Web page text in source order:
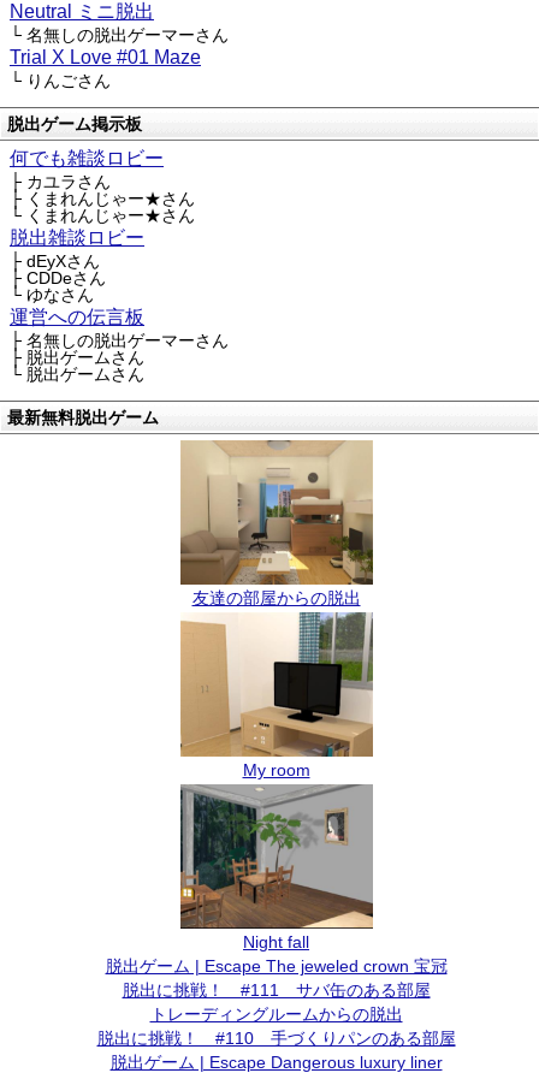
Neutral ミニ脱出
└ 名無しの脱出ゲーマーさん
Trial X Love #01 Maze
└ りんごさん
脱出ゲーム掲示板
何でも雑談ロビー
├ カユラさん
├ くまれんじゃー★さん
└ くまれんじゃー★さん
脱出雑談ロビー
├ dEyXさん
├ CDDeさん
└ ゆなさん
運営への伝言板
├ 名無しの脱出ゲーマーさん
├ 脱出ゲームさん
└ 脱出ゲームさん
最新無料脱出ゲーム
友達の部屋からの脱出
My room
Night fall
脱出ゲーム | Escape The jeweled crown 宝冠
脱出に挑戦！ #111 サバ缶のある部屋
トレーディングルームからの脱出
脱出に挑戦！ #110 手づくりパンのある部屋
脱出ゲーム | Escape Dangerous luxury liner